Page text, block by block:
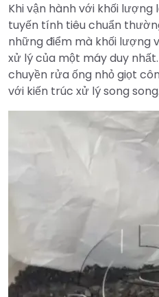
Khi vận hành với khối lượng
tuyến tính tiêu chuẩn
những điểm mà khối lượng
xử lý của một máy duy
chuyền rửa ống nhỏ giọt
với kiến trúc xử lý song song.